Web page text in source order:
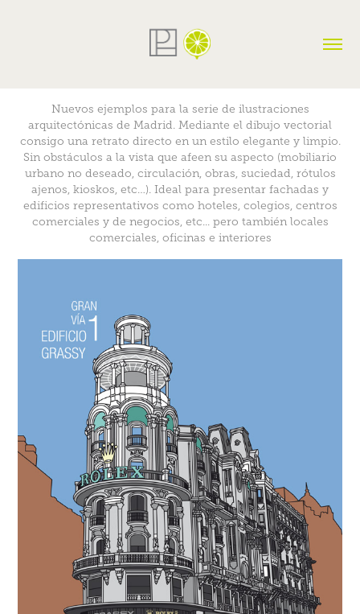
Nuevos ejemplos para la serie de ilustraciones
arquitectónicas de Madrid. Mediante el dibujo vectorial
consigo una retrato directo en un estilo elegante y limpio.
Sin obstáculos a la vista que afeen su aspecto (mobiliario
urbano no deseado, circulación, obras, suciedad, rótulos
ajenos, kioskos, etc…). Ideal para presentar fachadas y
edificios representativos como hoteles, colegios, centros
comerciales y de negocios, etc... pero también locales
comerciales, oficinas e interiores